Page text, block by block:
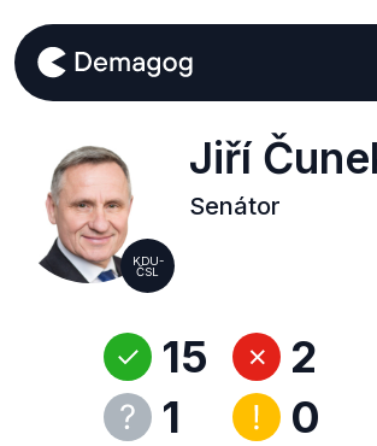
KDU-
ČSL
Jiří
Senátor
15
1
2
0